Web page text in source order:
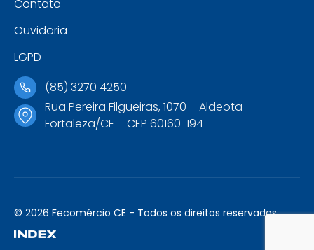
Contato
Ouvidoria
LGPD
(85) 3270 4250
Rua Pereira Filgueiras, 1070 – Aldeota
Fortaleza/CE – CEP 60160-194
© 2026 Fecomércio CE - Todos os direitos reservados.